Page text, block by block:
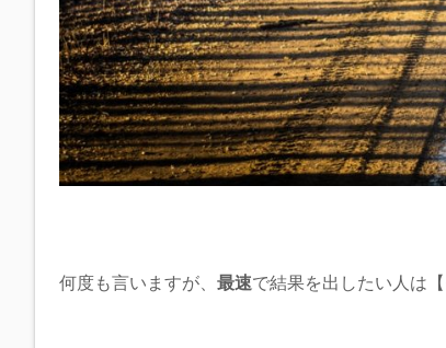
何度も言いますが、 最速で結果を出したい人は